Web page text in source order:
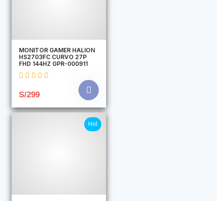
MONITOR GAMER HALION
HS2703FC CURVO 27P
FHD 144HZ GPR-000911
S/299
Hot